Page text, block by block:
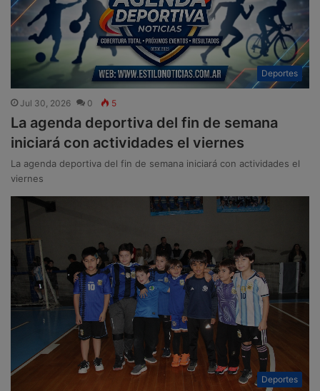
Deportes
Jul 30, 2026 0 5
La agenda deportiva del fin de semana
iniciará con actividades el viernes
La agenda deportiva del fin de semana iniciará con actividades el
viernes
Deportes